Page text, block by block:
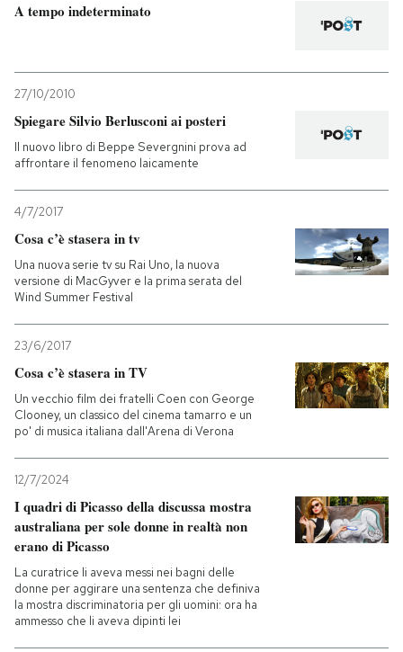
A tempo indeterminato
27/10/2010
Spiegare Silvio Berlusconi ai posteri
Il nuovo libro di Beppe Severgnini prova ad
affrontare il fenomeno laicamente
4/7/2017
Cosa c’è stasera in tv
Una nuova serie tv su Rai Uno, la nuova
versione di MacGyver e la prima serata del
Wind Summer Festival
23/6/2017
Cosa c’è stasera in TV
Un vecchio film dei fratelli Coen con George
Clooney, un classico del cinema tamarro e un
po' di musica italiana dall'Arena di Verona
12/7/2024
I quadri di Picasso della discussa mostra
australiana per sole donne in realtà non
erano di Picasso
La curatrice li aveva messi nei bagni delle
donne per aggirare una sentenza che definiva
la mostra discriminatoria per gli uomini: ora ha
ammesso che li aveva dipinti lei